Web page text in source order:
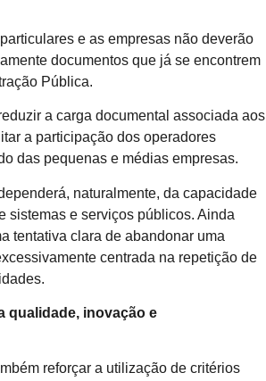
e as empresas não deverão
documentos que já se encontrem
Pública.
a carga documental associada aos
a participação dos operadores
das pequenas e médias empresas.
naturalmente, da capacidade
sistemas e serviços públicos. Ainda
tentativa clara de abandonar uma
centrada na repetição de
qualidade, inovação e
reforçar a utilização de critérios